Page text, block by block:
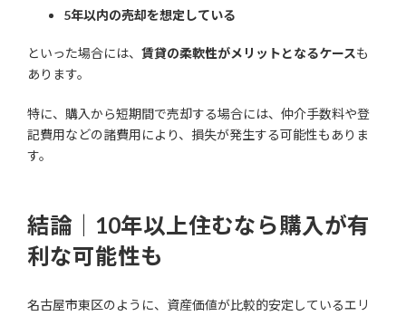
5年以内の売却を想定している
といった場合には、 賃貸の柔軟性がメリットとなるケースも
あります。
特に、購入から短期間で売却する場合には、仲介手数料や登
記費用などの諸費用により、損失が発生する可能性もありま
す。
結論｜10年以上住むなら購入が有
利な可能性も
名古屋市東区のように、資産価値が比較的安定しているエリ